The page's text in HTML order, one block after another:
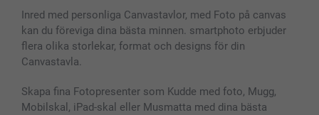
Inred med personliga Canvastavlor, med Foto på canvas
kan du föreviga dina bästa minnen. smartphoto erbjuder
flera olika storlekar, format och designs för din
Canvastavla.
Skapa fina Fotopresenter som Kudde med foto, Mugg,
Mobilskal, iPad-skal eller Musmatta med dina bästa